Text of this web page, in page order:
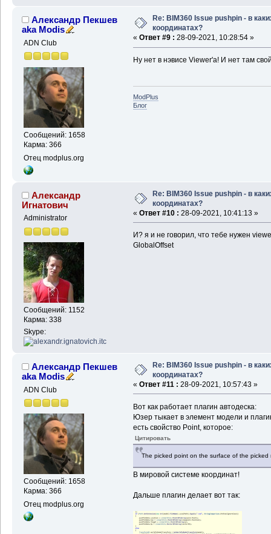
Александр Пекшев
aka Modis
ADN Club
Сообщений: 1658
Карма: 366
Отец modplus.org
Re: BIM360 Issue pushpin - в
координатах?
« Ответ #9 : 28-09-2021, 10:28:54 »
Ну нет в нэвисе Viewer'а! И нет там
ModPlus
Блог
Александр
Игнатович
Administrator
Сообщений: 1152
Карма: 338
Skype:
Re: BIM360 Issue pushpin - в
координатах?
« Ответ #10 : 28-09-2021, 10:41:13 »
И? я и не говорил, что тебе нужен
GlobalOffset
Александр Пекшев
aka Modis
ADN Club
Сообщений: 1658
Карма: 366
Отец modplus.org
Re: BIM360 Issue pushpin - в
координатах?
« Ответ #11 : 28-09-2021, 10:57:43 »
Вот как работает плагин автодеска:
Юзер тыкает в элемент модели и
есть свойство Point, которое:
Цитировать
The picked point on the surface of the picked
В мировой системе координат!
Дальше плагин делает вот так: